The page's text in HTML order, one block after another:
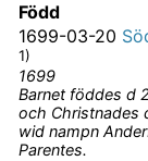
Född
1699-03-20
1)
1699
Barnet föddes d
och Christnades
wid nampn
Parentes.